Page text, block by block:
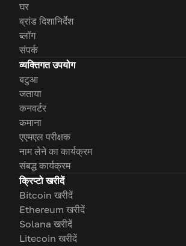
घर
ब्रांड दिशानिर्देश
ब्लॉग
संपर्क
व्यक्तिगत उपयोग
बटुआ
जताया
कनवर्टर
कमाना
एएमएल परीक्षक
नाम लेने का कार्यक्रम
संबद्ध कार्यक्रम
क्रिप्टो खरीदें
Bitcoin खरीदें
Ethereum खरीदें
Solana खरीदें
Litecoin खरीदें